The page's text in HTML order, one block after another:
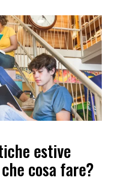
estive
cosa fare?